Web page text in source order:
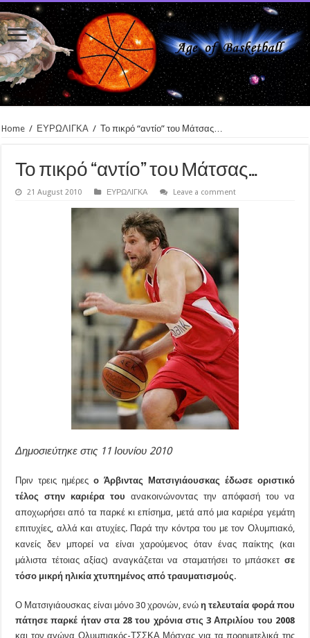
Home / ΕΥΡΩΛΙΓΚΑ / Το πικρό “αντίο” του Μάτσας…
Το πικρό “αντίο” του Μάτσας…
21 August 2010 ΕΥΡΩΛΙΓΚΑ Leave a comment
Δημοσιεύτηκε στις 11 Ιουνίου 2010
Πριν τρεις ημέρεςο Άρβιντας Ματσιγιάουσκας έδωσε οριστικό
τέλος στην καριέρα του ανακοινώνοντας την απόφασή του να
αποχωρήσει από τα παρκέ κι επίσημα, μετά από μια καριέρα γεμάτη
επιτυχίες, αλλά και ατυχίες. Παρά την κόντρα του με τον Ολυμπιακό,
κανείς δεν μπορεί να είναι χαρούμενος όταν ένας παίκτης (και
μάλιστα τέτοιας αξίας) αναγκάζεται να σταματήσει το μπάσκετ σε
τόσο μικρή ηλικία χτυπημένος από τραυματισμούς.
Ο Ματσιγιάουσκας είναι μόνο 30 χρονών, ενώη τελευταία φορά που
πάτησε παρκέ ήταν στα 28 του χρόνια στις 3 Απριλίου του 2008
και τον αγώνα Ολυμπιακός-ΤΣΣΚΑ Μόσχας για τα προημιτελικά της